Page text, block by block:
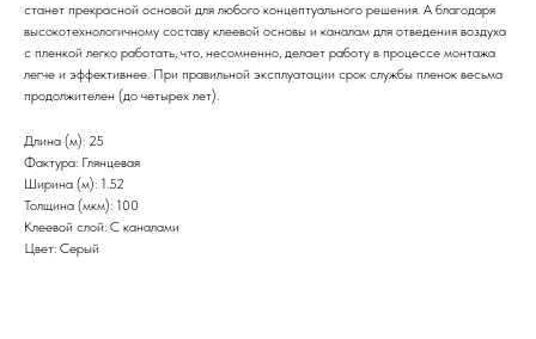
станет прекрасной основой для любого концептуального решения. А благодаря
высокотехнологичному составу клеевой основы и каналам для отведения воздуха
с пленкой легко работать, что, несомненно, делает работу в процессе монтажа
легче и эффективнее. При правильной эксплуатации срок службы пленок весьма
продолжителен (до четырех лет).
Длина (м): 25
Фактура: Глянцевая
Ширина (м): 1.52
Толщина (мкм): 100
Клеевой слой: С каналами
Цвет: Серый